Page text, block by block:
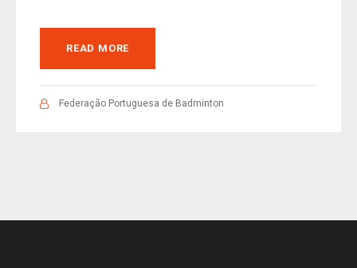
READ MORE
Federação Portuguesa de Badminton